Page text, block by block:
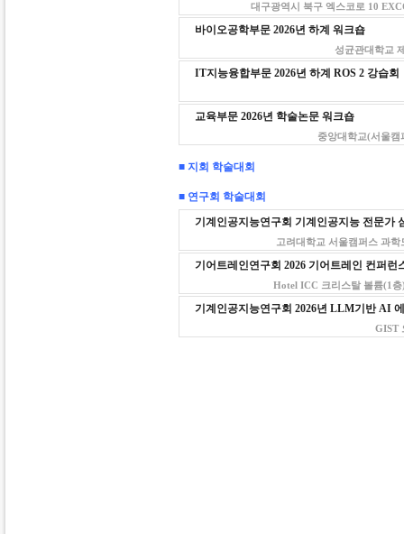
대구광역시 북구 엑스코로 10
바이오공학부문 2026년 하계 워크숍
성균관대학교
IT지능융합부문 2026년 하계 ROS 2 강습회
교육부문 2026년 학술논문 워크숍
중앙대학교(서울캠
■ 지회 학술대회
■ 연구회 학술대회
기계인공지능연구회 기계인공지능 전문가
고려대학교 서울캠퍼스 과
기어트레인연구회 2026 기어트레인 컨퍼런
Hotel ICC 크리스탈 볼륨(1
기계인공지능연구회 2026년 LLM기반 AI
GIST